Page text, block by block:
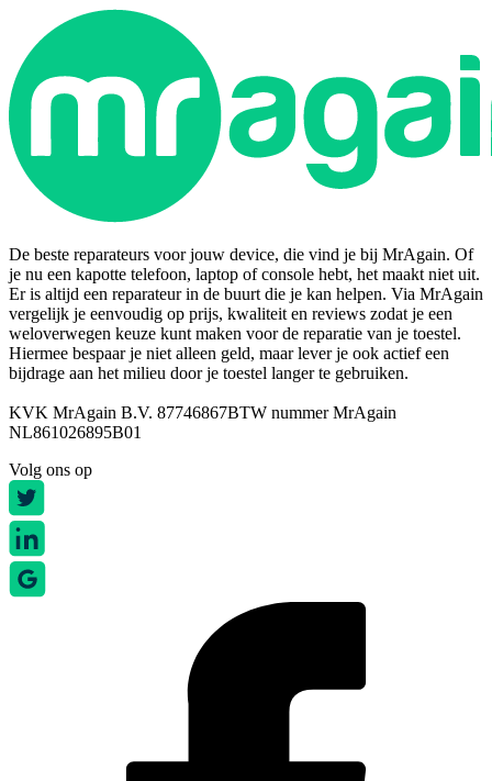
De beste reparateurs voor jouw device, die vind je bij MrAgain. Of
je nu een kapotte telefoon, laptop of console hebt, het maakt niet uit.
Er is altijd een reparateur in de buurt die je kan helpen. Via MrAgain
vergelijk je eenvoudig op prijs, kwaliteit en reviews zodat je een
weloverwegen keuze kunt maken voor de reparatie van je toestel.
Hiermee bespaar je niet alleen geld, maar lever je ook actief een
bijdrage aan het milieu door je toestel langer te gebruiken.
KVK MrAgain B.V. 87746867BTW nummer MrAgain
NL861026895B01
Volg ons op